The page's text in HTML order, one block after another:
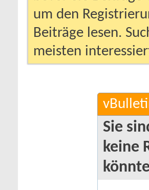
um den
Beiträge lesen.
meisten
Sie
keine